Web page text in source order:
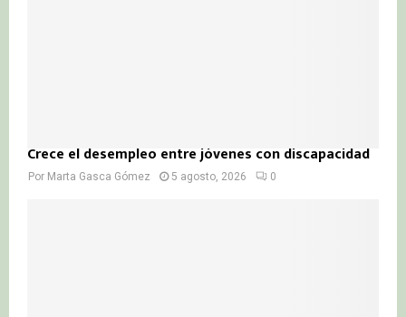
Crece el desempleo entre jóvenes con discapacidad
Por Marta Gasca Gómez 5 agosto, 2026 0